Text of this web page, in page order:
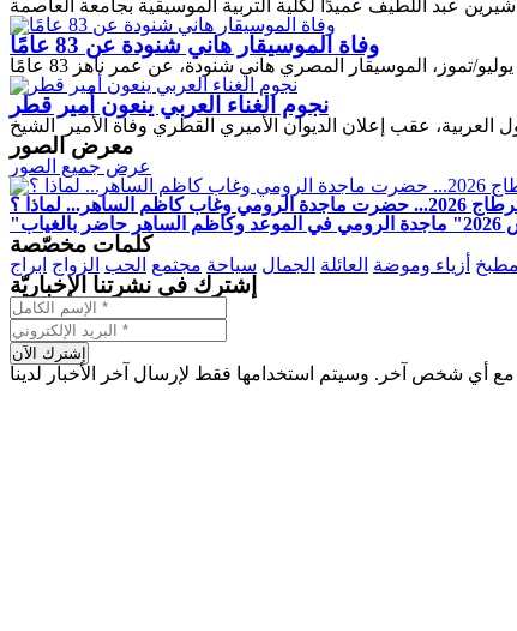
وفاة الموسيقار هاني شنودة عن 83 عامًا
نجوم الغناء العربي ينعون أمير قطر
معرض الصور
عرض جميع الصور
كاظم الساهر... لماذا ؟
كلمات مخصّصة
مطبخ أزياء وموضة العائلة الجمال سياحة مجتمع الحب الزواج ابراج
إشترك في نشرتنا الإخباريّة